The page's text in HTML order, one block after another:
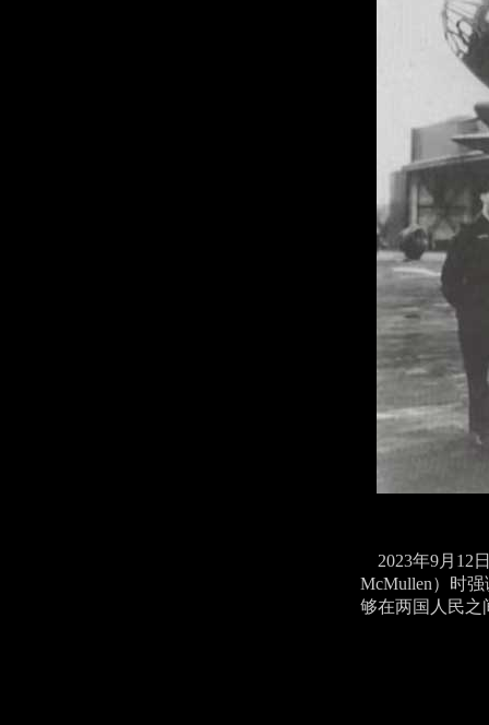
2023年9月12
McMullen）时
够在两国人民之